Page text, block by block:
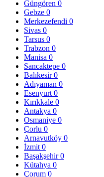
Güngören 0
Gebze 0
Merkezefendi 0
Sivas 0
Tarsus 0
Trabzon 0
Manisa 0
Sancaktepe 0
Balıkesir0
Adıyaman 0
Esenyurt 0
Kırıkkale 0
Antakya 0
Osmaniye 0
Çorlu 0
Arnavutköy 0
İzmit 0
Başakşehir0
Kütahya 0
Çorum 0